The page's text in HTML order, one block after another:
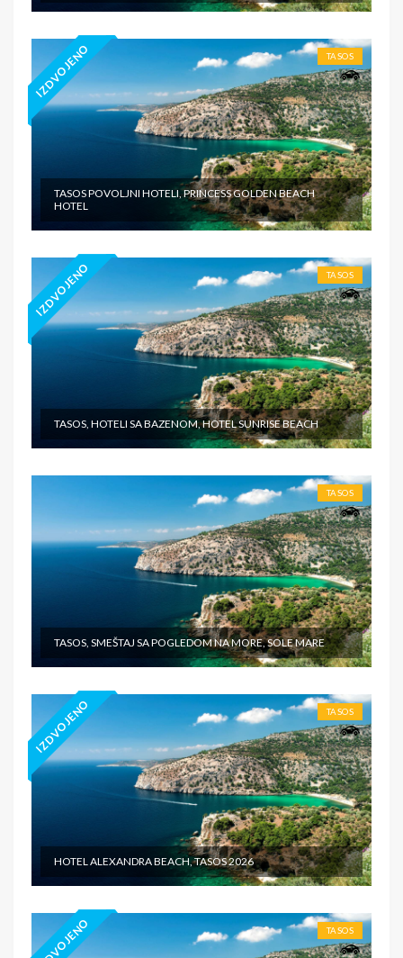
IZDVOJENO TASOS
TASOS POVOLJNI HOTELI, PRINCESS GOLDEN BEACH
HOTEL
IZDVOJENO TASOS
TASOS, HOTELI SA BAZENOM, HOTEL SUNRISE BEACH
TASOS
TASOS, SMEŠTAJ SA POGLEDOM NA MORE, SOLE MARE
IZDVOJENO TASOS
HOTEL ALEXANDRA BEACH, TASOS 2026
IZDVOJENO TASOS